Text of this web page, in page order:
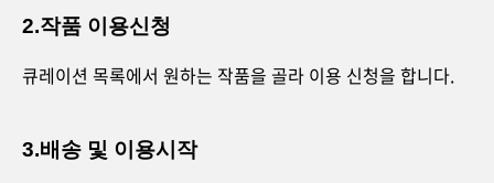
2.작품 이용신청
큐레이션 목록에서 원하는 작품을 골라 이용 신청을 합니다.
3.배송 및 이용시작